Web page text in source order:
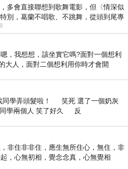
一張大長方形(偉大的目標)
畫好了哈哈
裡呢
候吧
喔喔
多會直接聯想到歌舞電影，但〈情深似
別，葛蘭不唱歌、不跳舞，從頭到尾專
攝期間，經常工作超過12個鐘
，我想想，該坐實它嗎?面對一個想利
大人，面對二個想利用你時才會開
同學弄頭髮啦！ 笑死 選了一個奶灰
學兩個人 笑了好久 反
非住非非住，應生無所住心，無住，非
，心無初相，覺念念真，心無覺相